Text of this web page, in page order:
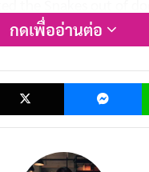
Snakes had to look
พฤษภาคม 27, 2019
กดเพื่ออ่านต่อ
X